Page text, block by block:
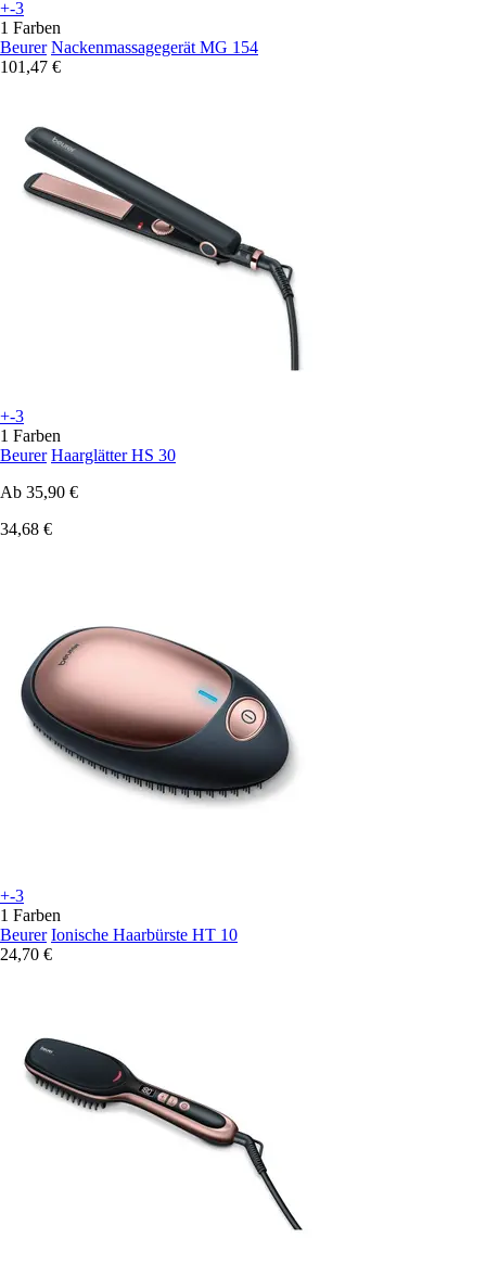
+-3
1 Farben
Beurer Nackenmassagegerät MG 154
101,47 €
+-3
1 Farben
Beurer Haarglätter HS 30
Ab 35,90 €
34,68 €
+-3
1 Farben
Beurer Ionische Haarbürste HT 10
24,70 €